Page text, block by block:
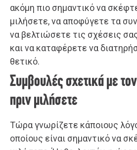
ακόμη πιο σημαντικό να
μιλήσετε, να αποφύγετε τα
να βελτιώσετε τις σχέσεις
και να καταφέρετε να
θετικό.
Συμβουλές σχετικά με
πριν μιλήσετε
Τώρα γνωρίζετε κάποιους
οποίους είναι σημαντικό να